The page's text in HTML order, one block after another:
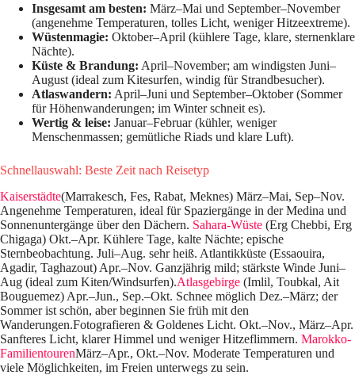
Insgesamt am besten: März–Mai und September–November
(angenehme Temperaturen, tolles Licht, weniger Hitzeextreme).
Wüstenmagie: Oktober–April (kühlere Tage, klare, sternenklare
Nächte).
Küste & Brandung: April–November; am windigsten Juni–
August (ideal zum Kitesurfen, windig für Strandbesucher).
Atlaswandern: April–Juni und September–Oktober (Sommer
für Höhenwanderungen; im Winter schneit es).
Wertig & leise: Januar–Februar (kühler, weniger
Menschenmassen; gemütliche Riads und klare Luft).
Schnellauswahl: Beste Zeit nach Reisetyp
Kaiserstädte(Marrakesch, Fes, Rabat, Meknes) März–Mai, Sep–Nov.
Angenehme Temperaturen, ideal für Spaziergänge in der Medina und
Sonnenuntergänge über den Dächern. Sahara-Wüste (Erg Chebbi, Erg
Chigaga) Okt.–Apr. Kühlere Tage, kalte Nächte; epische
Sternbeobachtung. Juli–Aug. sehr heiß. Atlantikküste (Essaouira,
Agadir, Taghazout) Apr.–Nov. Ganzjährig mild; stärkste Winde Juni–
Aug (ideal zum Kiten/Windsurfen).Atlasgebirge (Imlil, Toubkal, Ait
Bouguemez) Apr.–Jun., Sep.–Okt. Schnee möglich Dez.–März; der
Sommer ist schön, aber beginnen Sie früh mit den
Wanderungen.Fotografieren & Goldenes Licht. Okt.–Nov., März–Apr.
Sanfteres Licht, klarer Himmel und weniger Hitzeflimmern. Marokko-
FamilientourenMärz–Apr., Okt.–Nov. Moderate Temperaturen und
viele Möglichkeiten, im Freien unterwegs zu sein.